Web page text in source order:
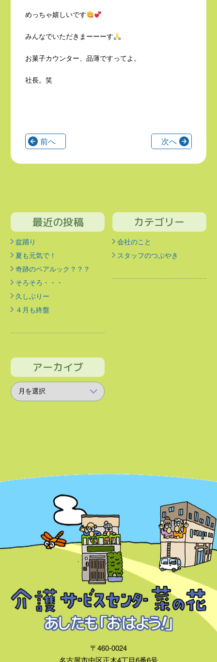
めっちゃ嬉しいです
みんなでいただきまーーーす
お菓子カウンター、品薄ですってよ。
社長。笑
前へ 次へ
最近の投稿
盆踊り
夏も元気で！
奇跡のペアルック？？？
そろそろ・・・
久しぶりー
４月も終盤
カテゴリー
会社のこと
スタッフのつぶやき
アーカイブ
〒460-0024
名古屋市中区正木4丁目6番6号